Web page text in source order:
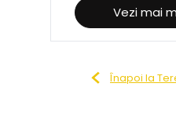
Vezi mai
Înapoi la